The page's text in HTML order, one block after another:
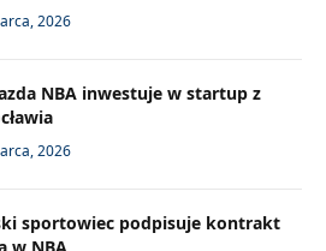
2026
NBA inwestuje w startup z
2026
sportowiec podpisuje kontrakt